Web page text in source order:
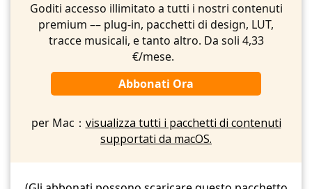
Goditi accesso illimitato a tutti i nostri contenuti
premium –– plug-in, pacchetti di design, LUT,
tracce musicali, e tanto altro. Da soli 4,33
€/mese.
Abbonati Ora
per Mac： visualizza tutti i pacchetti di contenuti
supportati da macOS.